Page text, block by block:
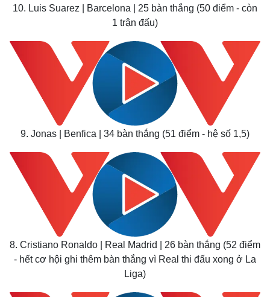
Thế giới
Quan sát
Cuộc sống đó đây
Hồ sơ
Multimedia
Video
Ảnh
E-Magazine
Infographic
10. Luis Suarez | Barcelona | 25 bàn thắng (50 điểm - còn
1 trận đấu)
9. Jonas | Benfica | 34 bàn thắng (51 điểm - hệ số 1,5)
8. Cristiano Ronaldo | Real Madrid | 26 bàn thắng (52 điểm
- hết cơ hội ghi thêm bàn thắng vì Real thi đấu xong ở La
Liga)